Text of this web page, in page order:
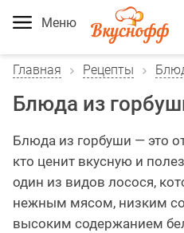
Меню
Главная Рецепты
Блюда из
Блюда из горбуши — это
кто ценит вкусную и
один из видов лосося,
нежным мясом, низким
высоким содержанием